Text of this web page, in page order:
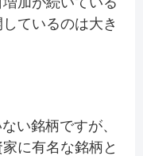
ているのは大き
い銘柄ですが、
に有名な銘柄と